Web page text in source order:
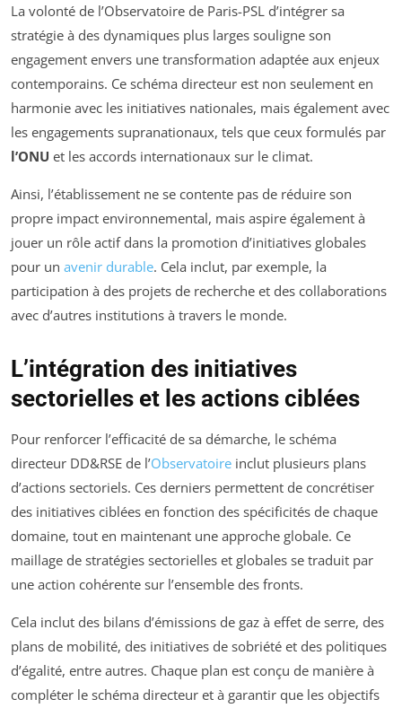
La volonté de l’Observatoire de Paris-PSL d’intégrer sa
stratégie à des dynamiques plus larges souligne son
engagement envers une transformation adaptée aux enjeux
contemporains. Ce schéma directeur est non seulement en
harmonie avec les initiatives nationales, mais également avec
les engagements supranationaux, tels que ceux formulés par
l’ONU et les accords internationaux sur le climat.
Ainsi, l’établissement ne se contente pas de réduire son
propre impact environnemental, mais aspire également à
jouer un rôle actif dans la promotion d’initiatives globales
pour un avenir durable. Cela inclut, par exemple, la
participation à des projets de recherche et des collaborations
avec d’autres institutions à travers le monde.
L’intégration des initiatives
sectorielles et les actions ciblées
Pour renforcer l’efficacité de sa démarche, le schéma
directeur DD&RSE de l’Observatoire inclut plusieurs plans
d’actions sectoriels. Ces derniers permettent de concrétiser
des initiatives ciblées en fonction des spécificités de chaque
domaine, tout en maintenant une approche globale. Ce
maillage de stratégies sectorielles et globales se traduit par
une action cohérente sur l’ensemble des fronts.
Cela inclut des bilans d’émissions de gaz à effet de serre, des
plans de mobilité, des initiatives de sobriété et des politiques
d’égalité, entre autres. Chaque plan est conçu de manière à
compléter le schéma directeur et à garantir que les objectifs